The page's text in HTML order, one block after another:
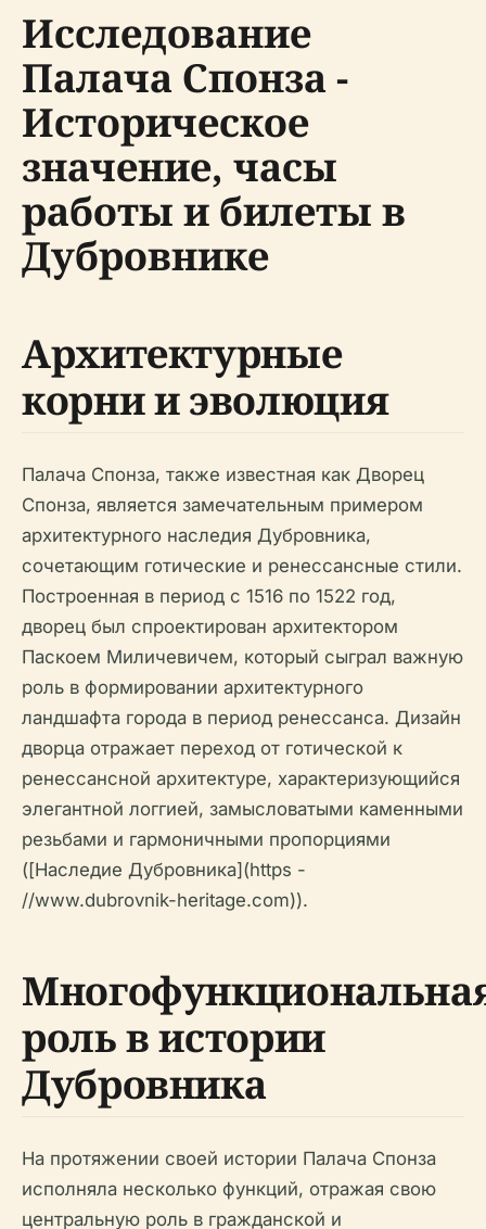
Исследование
Палача Спонза -
Историческое
значение, часы
работы и билеты в
Дубровнике
Архитектурные
корни и эволюция
Палача Спонза, также известная как Дворец
Спонза, является замечательным примером
архитектурного наследия Дубровника,
сочетающим готические и ренессансные стили.
Построенная в период с 1516 по 1522 год,
дворец был спроектирован архитектором
Паскоем Миличевичем, который сыграл важную
роль в формировании архитектурного
ландшафта города в период ренессанса. Дизайн
дворца отражает переход от готической к
ренессансной архитектуре, характеризующийся
элегантной логгией, замысловатыми каменными
резьбами и гармоничными пропорциями
([Наследие Дубровника](https -
//www.dubrovnik-heritage.com)).
роль в истории
Дубровника
На протяжении своей истории Палача Спонза
исполняла несколько функций, отражая свою
центральную роль в гражданской и